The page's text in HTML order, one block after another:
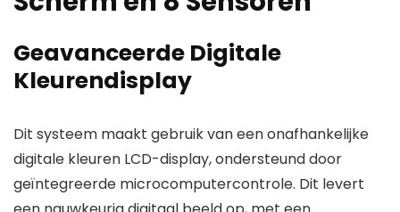
Geavanceerde Digitale
Kleurendisplay
Dit systeem maakt gebruik van een onafhankelijke
digitale kleuren LCD-display, ondersteund door
geïntegreerde microcomputercontrole. Dit levert